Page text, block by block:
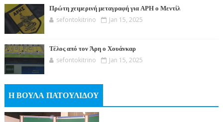
Πρώτη χειμερινή μεταγραφή για ΑΡΗ ο Μεντίλ
sefontokitrino Jan 15, 2025
Τέλος από τον Άρη ο Χουάνκαρ
sefontokitrino Jan 15, 2025
Η ΒΟΥΛΑ ΠΑΤΟΥΛΙΔΟΥ